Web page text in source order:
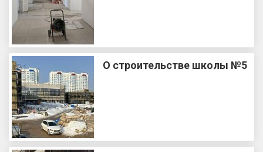
О строительстве школы №5